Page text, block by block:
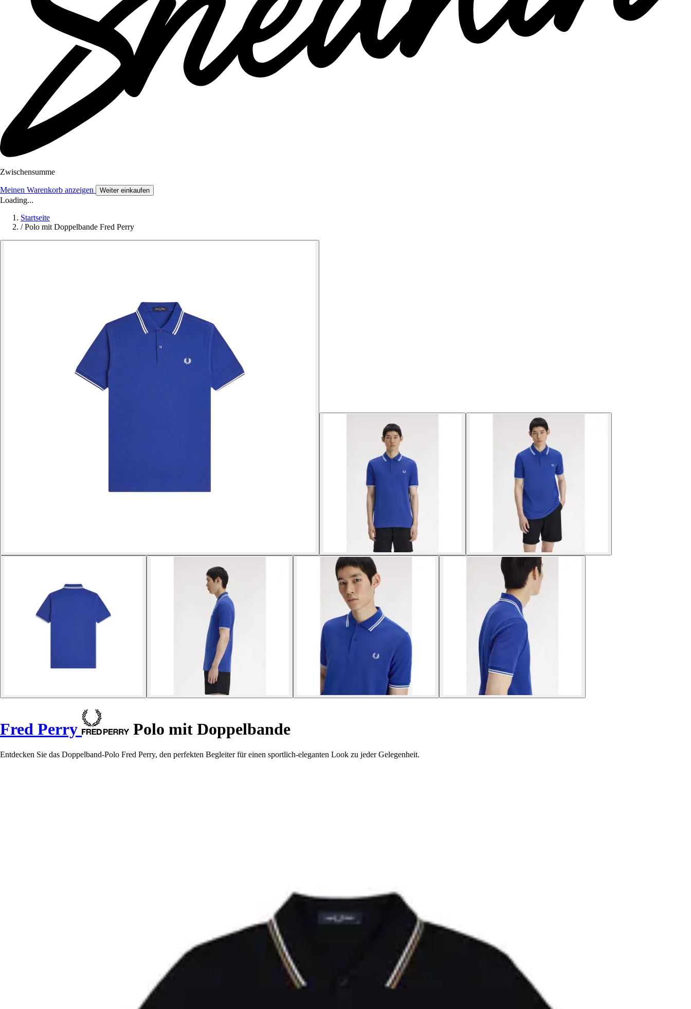
Zwischensumme
Meinen Warenkorb anzeigen Weiter einkaufen
Loading...
Startseite
/ Polo mit Doppelbande Fred Perry
Fred Perry Polo mit Doppelbande
Entdecken Sie das Doppelband-Polo Fred Perry, den perfekten Begleiter für einen sportlich-eleganten Look zu jeder Gelegenheit.